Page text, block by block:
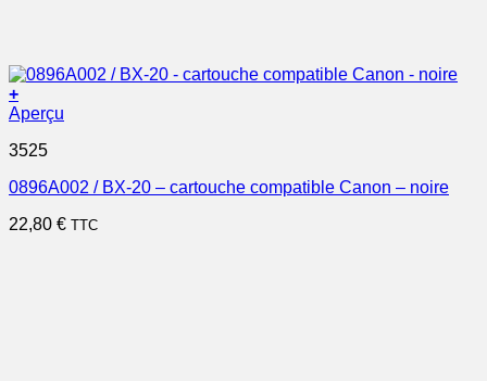
+
Aperçu
3525
0896A002 / BX-20 – cartouche compatible Canon – noire
22,80 € TTC